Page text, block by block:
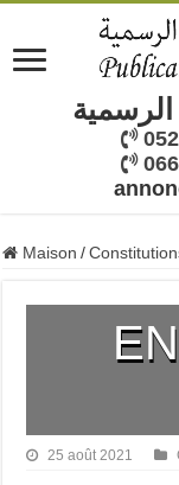
الرسمية
Maison /
25 août 2021